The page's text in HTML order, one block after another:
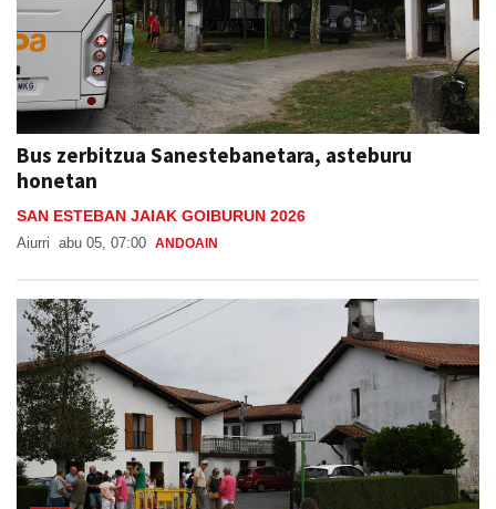
Bus zerbitzua Sanestebanetara, asteburu
honetan
SAN ESTEBAN JAIAK GOIBURUN 2026
Aiurri abu 05, 07:00 ANDOAIN